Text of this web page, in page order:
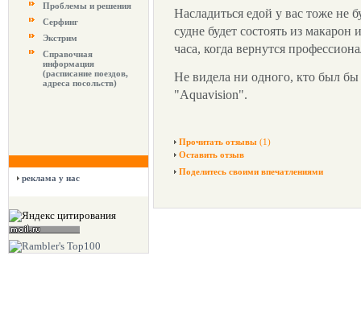
Проблемы и решения
Серфинг
Экстрим
Справочная
информация
(расписание поездов,
адреса посольств)
реклама у нас
Насладиться едой у вас тоже не
судне будет состоять из макарон
часа, когда вернутся
Не видела ни одного, кто был
"Aquavision".
Прочитать отзывы (1)
Оставить отзыв
Поделитесь своими впечатлениями